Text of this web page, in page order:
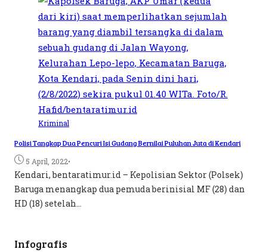
Kriminal
Polisi Tangkap Dua Pencuri Isi Gudang Bernilai Puluhan Juta di Kendari
5 April, 2022•
Kendari, bentaratimur.id – Kepolisian Sektor (Polsek)
Baruga menangkap dua pemuda berinisial MF (28) dan
HD (18) setelah...
Infografis